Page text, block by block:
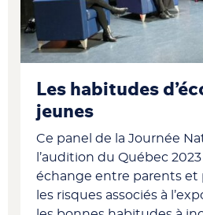
Les habitudes
jeunes
Ce panel de la Journée
l’audition du Québec
échange entre parents et
les risques associés à